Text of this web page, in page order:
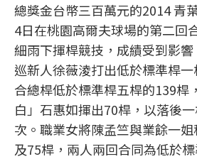
總獎金台幣三百萬元的2014 青
4日在桃園高爾夫球場的第二回
細雨下揮桿競技，成績受到影
巡新人徐薇淩打出低於標準桿
合總桿低於標準桿五桿的139桿
白」石惠如揮出70桿，以落後
次。職業女將陳孟竺與業餘一
及75桿，兩人兩回合同為低於